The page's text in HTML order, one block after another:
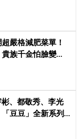
嚴格減肥菜單！
族千金怕臉變
彬、都敬秀、李光
豆豆」全新系列